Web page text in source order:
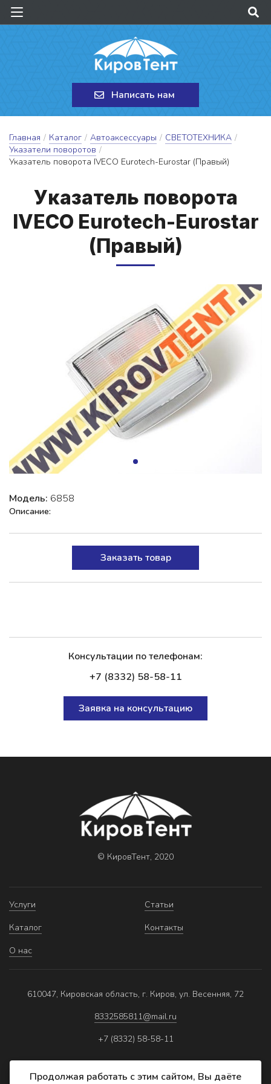
Написать нам
Главная / Каталог / Автоаксессуары / СВЕТОТЕХНИКА /
Указатели поворотов /
Указатель поворота IVECO Eurotech-Eurostar (Правый)
У­ка­за­тель по­во­ро­та
IVECO Eurotech-Eurostar
(Пра­вый)
Модель: 6858
Описание:
Заказать товар
Консультации по телефонам:
+7 (8332) 58-58-11
Заявка на консультацию
© КировТент, 2020
Услуги
Каталог
О нас
Статьи
Контакты
610047, Кировская область, г. Киров, ул. Весенняя, 72
8332585811@mail.ru
+7 (8332) 58-58-11
Продолжая работать с этим сайтом, Вы даёте